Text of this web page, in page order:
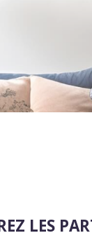
LES